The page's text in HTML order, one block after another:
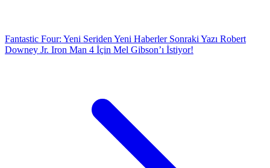
Fantastic Four: Yeni Seriden Yeni Haberler Sonraki Yazı Robert
Downey Jr. Iron Man 4 İçin Mel Gibson’ı İstiyor!